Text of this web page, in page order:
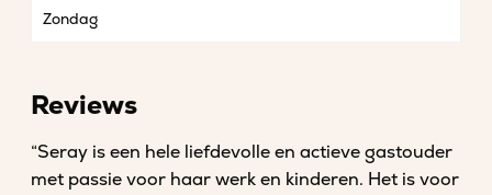
Zondag
Reviews
“Seray is een hele liefdevolle en actieve gastouder
met passie voor haar werk en kinderen. Het is voor